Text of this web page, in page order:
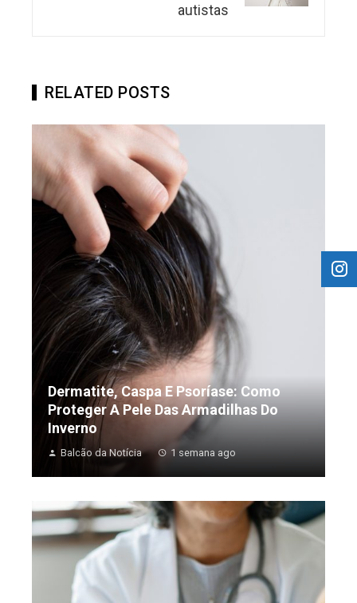
autistas
RELATED POSTS
Dermatite, Caspa E Psoríase: Como
Proteger A Pele Das Armadilhas Do
Inverno
Balcão da Notícia 1 semana ago